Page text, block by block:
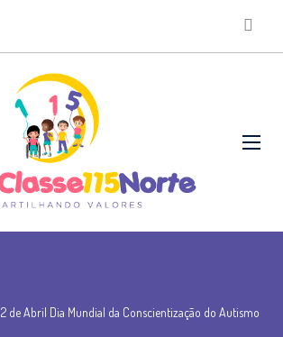
2 de Abril Dia Mundial da Conscientização do Autismo